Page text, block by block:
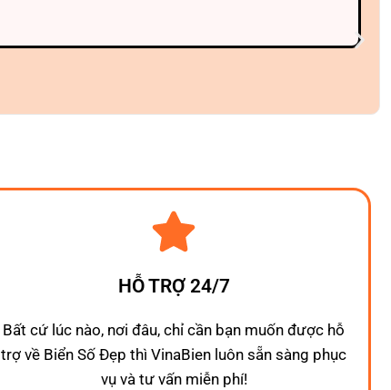
HỖ TRỢ 24/7
Bất cứ lúc nào, nơi đâu, chỉ cần bạn muốn được hỗ
trợ về Biển Số Đẹp thì VinaBien luôn sẵn sàng phục
vụ và tư vấn miễn phí!